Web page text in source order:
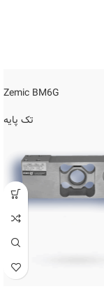
Zemic BM6G
تک پایه